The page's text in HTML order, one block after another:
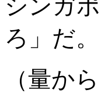
シンガ
ろ」だ。
（量か